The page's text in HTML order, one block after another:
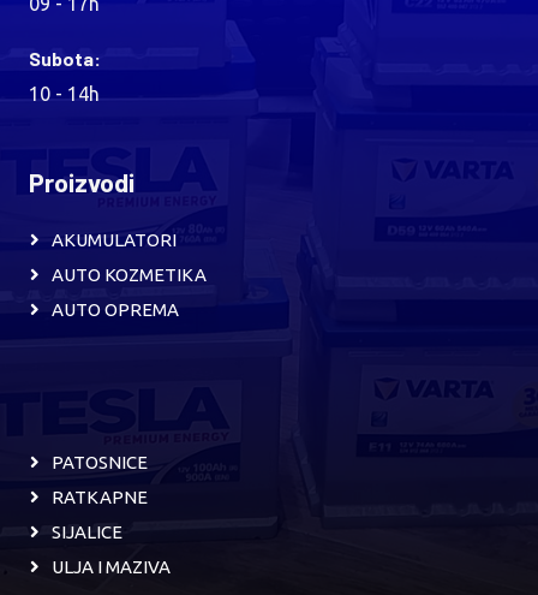
Subota:
10 - 14h
Proizvodi
AKUMULATORI
AUTO KOZMETIKA
AUTO OPREMA
PATOSNICE
RATKAPNE
SIJALICE
ULJA I MAZIVA